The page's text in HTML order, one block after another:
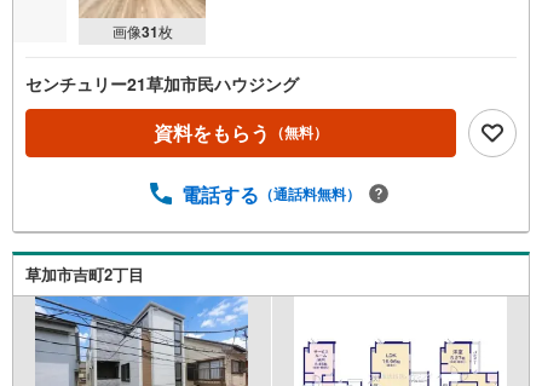
画像31枚
センチュリー21草加市民ハウジング
資料をもらう （無料）
電話する （通話料無料）
草加市吉町2丁目